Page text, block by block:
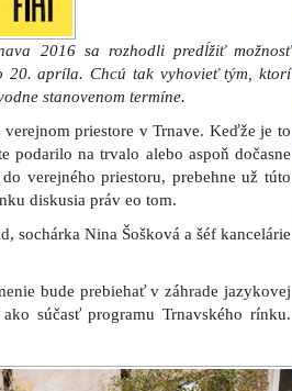
2016 sa rozhodli predĺžiť možnosť
20. apríla. Chcú tak vyhovieť tým, ktorí
stanovenom termíne.
priestore v Trnave. Keďže je to
podarilo na trvalo alebo aspoň dočasne
verejného priestoru, prebehne už túto
diskusia práv eo tom.
sochárka Nina Šošková a šéf kancelárie
bude prebiehať v záhrade jazykovej
súčasť programu Trnavského rínku.